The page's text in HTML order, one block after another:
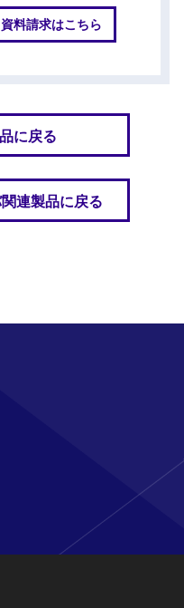
料請求はこちら
に戻る
連製品に戻る